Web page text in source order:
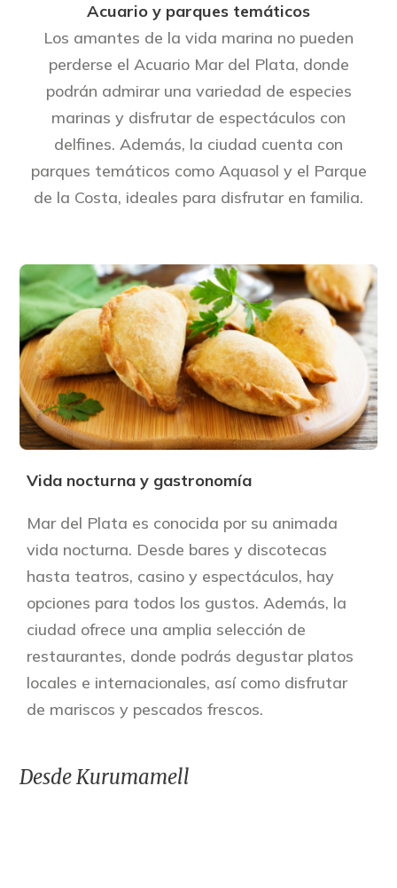
Acuario y parques temáticos
Los amantes de la vida marina no pueden
perderse el Acuario Mar del Plata, donde
podrán admirar una variedad de especies
marinas y disfrutar de espectáculos con
delfines. Además, la ciudad cuenta con
parques temáticos como Aquasol y el Parque
de la Costa, ideales para disfrutar en familia.
Vida nocturna y gastronomía
Mar del Plata es conocida por su animada
vida nocturna. Desde bares y discotecas
hasta teatros, casino y espectáculos, hay
opciones para todos los gustos. Además, la
ciudad ofrece una amplia selección de
restaurantes, donde podrás degustar platos
locales e internacionales, así como disfrutar
de mariscos y pescados frescos.
Desde Kurumamell